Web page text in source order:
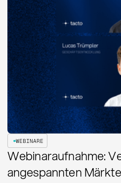
WEBINARE
Webinaraufnahme:
angespannten